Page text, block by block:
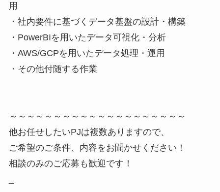
用
・社内要件に基づくデータ基盤の設計・構築
・PowerBIを用いたデータ可視化・分析
・AWS/GCPを用いたデータ処理・運用
・その他付随する作業
～～～～～～～～～～～～～～～～～～～～
他お任せしたいPJは複数ありますので、
ご希望のご条件、内容をお聞かせください！
相談のみのご応募も歓迎です！